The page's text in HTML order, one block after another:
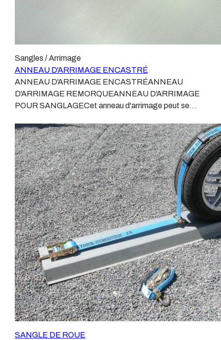
Sangles / Arrimage
ANNEAU D'ARRIMAGE ENCASTRÉ
ANNEAU D'ARRIMAGE ENCASTRÉANNEAU
D'ARRIMAGE REMORQUEANNEAU D'ARRIMAGE
POUR SANGLAGECet anneau d'arrimage peut se
fixer sur un plancher de 12 mm d'épaisseur
minimum.L'anneau encastré se fixe à l'aide de 4 vis de 6
mm.Il faudra un trou central de 80 mm.Cet anneau
laissera une sur-épaisseur de 2.5 mm Il est rabattable
grâce à un ressort le remettant dans sa position
initiale.Dimensions : Dimensiosn totales : 102 x 95 x 25
mmEntraxe : 73 x 80 mm4 Trous de 6 mmTrou central
de l'anneau : 35 mmSanglage lourd.Matériel en stock à
notre magasin de BallainvilliersExpédition possible
SANGLE DE ROUE